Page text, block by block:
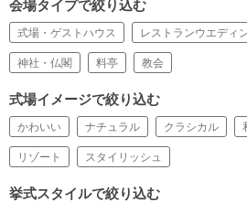
会場タイプで絞り込む
式場・ゲストハウス レストランウエディ
神社・仏閣 料亭 教会
式場イメージで絞り込む
かわいい ナチュラル クラシカル
リゾート スタイリッシュ
挙式スタイルで絞り込む